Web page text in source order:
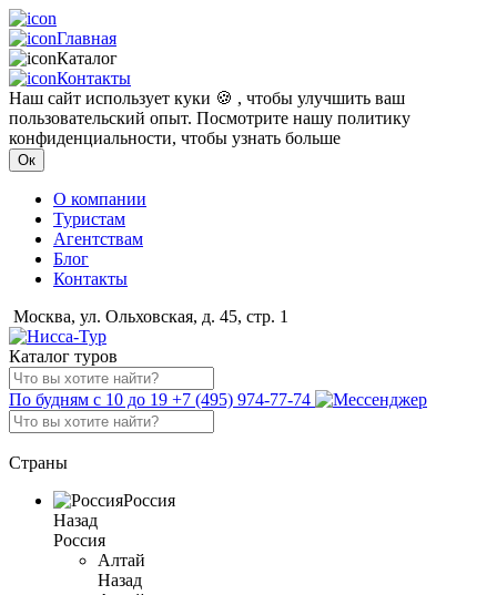
Главная
Каталог
Контакты
Наш сайт использует куки 🍪 , чтобы улучшить ваш
пользовательский опыт. Посмотрите нашу политику
конфиденциальности, чтобы узнать больше
Ок
О компании
Туристам
Агентствам
Блог
Контакты
Москва, ул. Ольховская, д. 45, стр. 1
Каталог туров
По будням с 10 до 19 +7 (495) 974-77-74
Страны
Россия
Назад
Россия
Алтай
Назад